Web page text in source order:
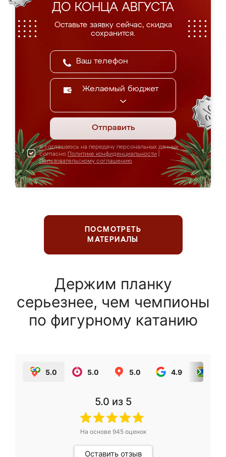
ДО КОНЦА АВГУСТА
Оставьте заявку сейчас, скидка
сохранится.
Желаемый бюджет
Отправить
Я соглашаюсь на передачу персональных данных
согласно Политике конфиденциальности
Пользовательскому соглашению
ПОСМОТРЕТЬ
МАТЕРИАЛЫ
Держим планку
серьезнее, чем чемпионы
по фигурному катанию
5.0 5.0 5.0 4.9
5.0 из 5
На основе 945оценок
Оставить отзыв